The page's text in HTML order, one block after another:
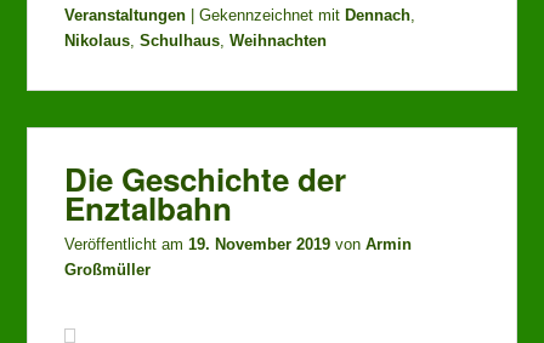
Veranstaltungen |Gekennzeichnet mit Dennach
Nikolaus ,Schulhaus ,Weihnachten
Die Geschichte der
Enztalbahn
Veröffentlicht am19. November 2019 vonArmin
Großmüller